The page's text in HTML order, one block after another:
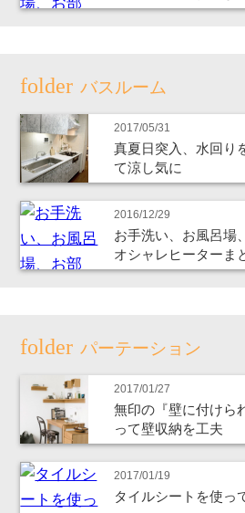
バスルーム
2017/05/31
真夏日突入、水回り
て涼し気に
2016/12/29
お手洗い、お風呂場
オシャレヒーターま
パーテーション
2017/01/27
無印の『壁に付けら
って壁収納を工夫
2017/01/19
タイルシートを使っ